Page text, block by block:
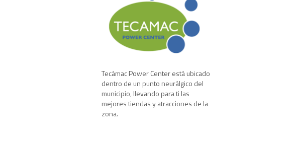
Tecámac Power Center está ubicado
dentro de un punto neurálgico del
municipio, llevando para ti las
mejores tiendas y atracciones de la
zona.